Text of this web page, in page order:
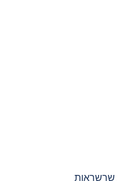
שרשראות